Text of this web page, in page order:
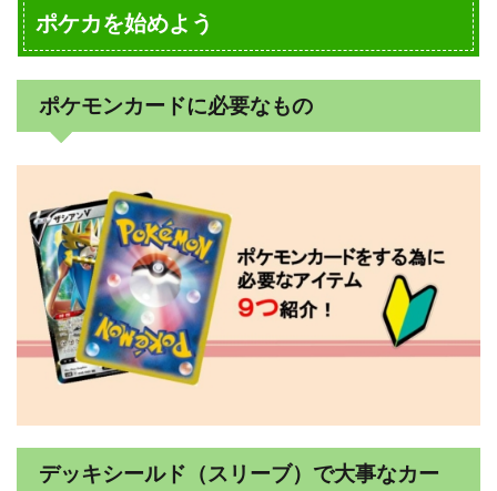
ポケカを始めよう
ポケモンカードに必要なもの
デッキシールド（スリーブ）で大事なカー